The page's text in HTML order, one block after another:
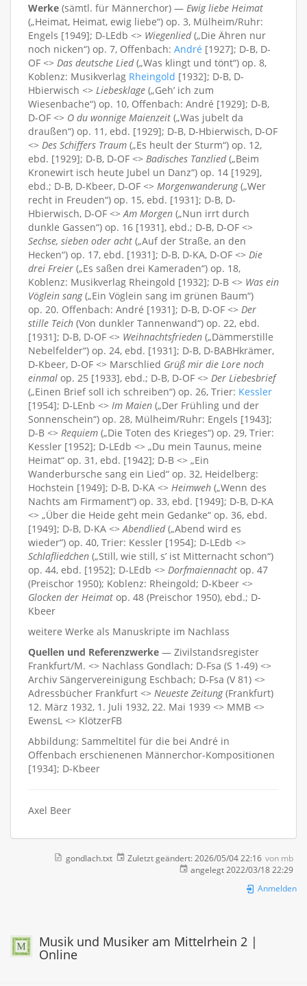
Werke (sämtl. für Männerchor) — Ewig liebe Heimat
(„Heimat, Heimat, ewig liebe“) op. 3, Mülheim/Ruhr:
Engels [1949]; D-LEdb <> Wiegenlied(„Die Ähren nur
noch nicken“) op. 7, Offenbach: André [1927]; D-B, D-
OF <> Das deutsche Lied(„Was klingt und tönt“) op. 8,
Koblenz: Musikverlag Rheingold [1932]; D-B, D-
Hbierwisch <> Liebesklage („Geh’ ich zum
Wiesenbache“) op. 10, Offenbach: André [1929]; D-B,
D-OF <> O du wonnige Maienzeit („Was jubelt da
draußen“) op. 11, ebd. [1929]; D-B, D-Hbierwisch, D-OF
<> Des Schiffers Traum („Es heult der Sturm“) op. 12,
ebd. [1929]; D-B, D-OF <> Badisches Tanzlied(„Beim
Kronewirt isch heute Jubel un Danz“) op. 14 [1929],
ebd.; D-B, D-Kbeer, D-OF <> Morgenwanderung(„Wer
recht in Freuden“) op. 15, ebd. [1931]; D-B, D-
Hbierwisch, D-OF <> Am Morgen („Nun irrt durch
dunkle Gassen“) op. 16 [1931], ebd.; D-B, D-OF <>
Sechse, sieben oder acht („Auf der Straße, an den
Hecken“) op. 17, ebd. [1931]; D-B, D-KA, D-OF <> Die
drei Freier („Es saßen drei Kameraden“) op. 18,
Koblenz: Musikverlag Rheingold [1932]; D-B <> Was ein
Vöglein sang(„Ein Vöglein sang im grünen Baum“)
op. 20. Offenbach: André [1931]; D-B, D-OF <> Der
stille Teich (Von dunkler Tannenwand“) op. 22, ebd.
[1931]; D-B, D-OF <> Weihnachtsfrieden („Dämmerstille
Nebelfelder“) op. 24, ebd. [1931]; D-B, D-BABHkrämer,
D-Kbeer, D-OF <> Marschlied Grüß mir die Lore noch
einmal op. 25 [1933], ebd.; D-B, D-OF <> Der Liebesbrief
(„Einen Brief soll ich schreiben“) op. 26, Trier: Kessler
[1954]; D-LEnb <> Im Maien („Der Frühling und der
Sonnenschein“) op. 28, Mülheim/Ruhr: Engels [1943];
D-B <> Requiem („Die Toten des Krieges“) op. 29, Trier:
Kessler [1952]; D-LEdb <> „Du mein Taunus, meine
Heimat“ op. 31, ebd. [1942]; D-B <> „Ein
Wanderbursche sang ein Lied“ op. 32, Heidelberg:
Hochstein [1949]; D-B, D-KA <> Heimweh („Wenn des
Nachts am Firmament“) op. 33, ebd. [1949]; D-B, D-KA
<> „Über die Heide geht mein Gedanke“ op. 36, ebd.
[1949]; D-B, D-KA <> Abendlied(„Abend wird es
wieder“) op. 40, Trier: Kessler [1954]; D-LEdb <>
Schlafliedchen („Still, wie still, s’ ist Mitternacht schon“)
op. 44, ebd. [1952]; D-LEdb <> Dorfmaiennacht op. 47
(Preischor 1950); Koblenz: Rheingold; D-Kbeer <>
Glocken der Heimat op. 48 (Preischor 1950), ebd.; D-
Kbeer
weitere Werke als Manuskripte im Nachlass
Quellen und Referenzwerke — Zivilstandsregister
Frankfurt/M. <> Nachlass Gondlach; D-Fsa (S 1-49) <>
Archiv Sängervereinigung Eschbach; D-Fsa (V 81) <>
Adressbücher Frankfurt <> Neueste Zeitung(Frankfurt)
12. März 1932, 1. Juli 1932, 22. Mai 1939 <> MMB <>
EwensL <> KlötzerFB
Abbildung: Sammeltitel für die bei André in
Offenbach erschienenen Männerchor-Kompositionen
[1934]; D-Kbeer
Axel Beer
gondlach.txt Zuletzt geändert: 2026/05/04 22:16 von mb
angelegt 2022/03/18 22:29
Anmelden
Musik und Musiker am Mittelrhein 2 |
Online